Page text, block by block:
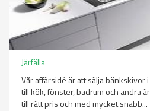
Järfälla
Vår affärsidé är att sälja bänkskivor
till kök, fönster, badrum och andra
till rätt pris och med mycket snabb...